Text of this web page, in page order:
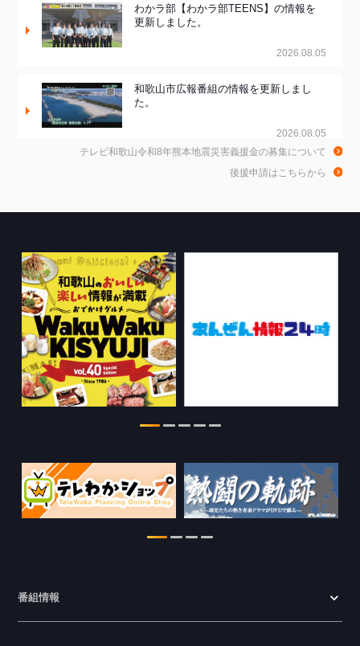
わかラ部【わかラ部TEENS】の情報を
更新しました。
2026.08.05
和歌山市広報番組の情報を更新しまし
た。
2026.08.05
和歌山de乾杯！の情報を更新しました。
2026.08.04
きのくに21の情報を更新しました。
ちゃぶ台おかわりの情報を更新しまし
た。
情報を更新しました。
特別番組【8月】の情報を更新しました。
2026.07.28
わかやま医療ナビの情報を更新しまし
WTV NEWS6【ここ押し！】の情報を更
テレビ和歌山令和8年熊本地震災害義援金の募集について
後援申請はこちらから
番組情報